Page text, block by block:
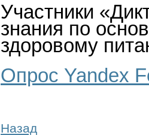
Участники
знания по
здоровому
Опрос Yandex
Назад